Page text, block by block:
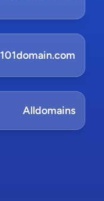
101domain.com
Alldomains